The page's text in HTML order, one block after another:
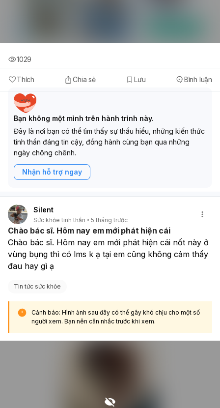
Thích Chia sẻ Lưu Bình luận
1029
Bạn không một mình trên hành trình này.
Đây là nơi bạn có thể tìm thấy sự thấu hiểu, những kiến thức
tinh thần đáng tin cậy, đồng hành cùng bạn qua những
ngày chông chênh.
Nhận hỗ trợ ngay
Silent
Sức khỏe tinh thần 5 tháng trước
Chào bác sĩ. Hôm nay em mới phát hiện cái
Chào bác sĩ. Hôm nay em mới phát hiện cái nốt này ở
vùng bụng thì có lms k ạ tại em cũng không cảm thấy
đau hay gì ạ
Tin tức sức khỏe
Cảnh báo: Hình ảnh sau đây có thể gây khó chịu cho một số
người xem. Bạn nên cân nhắc trước khi xem.